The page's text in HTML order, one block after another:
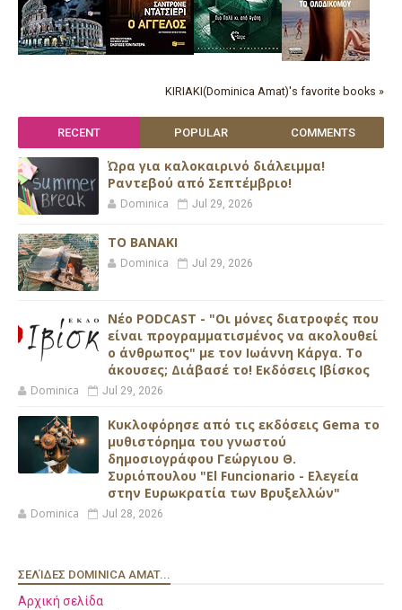
KIRIAKI(Dominica Amat)'s favorite books »
RECENT POPULAR COMMENTS
Ώρα για καλοκαιρινό διάλειμμα!
Ραντεβού από Σεπτέμβριο!
Dominica Jul 29, 2026
ΤΟ ΒΑΝΑΚΙ
Dominica Jul 29, 2026
Νέο PODCAST - "Οι μόνες διατροφές που
είναι προγραμματισμένος να ακολουθεί
ο άνθρωπος" με τον Ιωάννη Κάργα. Το
άκουσες; Διάβασέ το! Εκδόσεις Ιβίσκος
Dominica Jul 29, 2026
Κυκλοφόρησε από τις εκδόσεις Gema το
μυθιστόρημα του γνωστού
δημοσιογράφου Γεώργιου Θ.
Συριόπουλου "El Funcionario - Ελεγεία
στην Ευρωκρατία των Βρυξελλών"
Dominica Jul 28, 2026
ΣΕΛΊΔΕΣ DOMINICA AMAT...
Αρχική σελίδα